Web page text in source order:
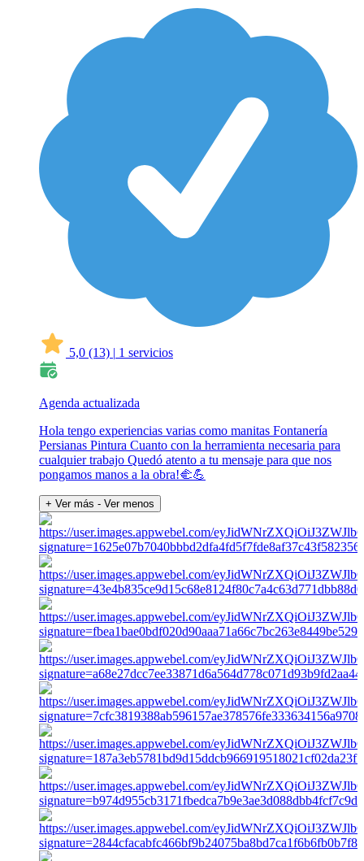
5,0 (13) | 1 servicios
Agenda actualizada
Hola tengo experiencias varias como manitas Fontanería
Persianas Pintura Cuanto con la herramienta necesaria para
cualquier trabajo Quedó atento a tu mensaje para que nos
pongamos manos a la obra!🫲💪
+ Ver más - Ver menos